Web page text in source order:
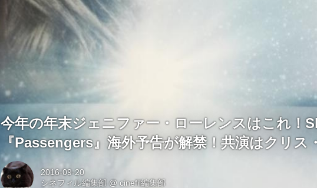
今年の年末ジェニファー・ローレンスはこれ！
『Passengers』海外予告が解禁！共演はクリス
2016-09-20
シネフィル編集部 @cinefil編集部